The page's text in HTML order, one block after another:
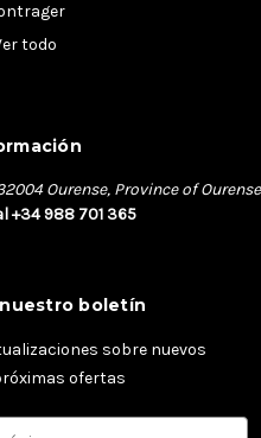
todo
Ourense, Province of Ourense
+34 988 701 365
boletín
sobre nuevos
ofertas